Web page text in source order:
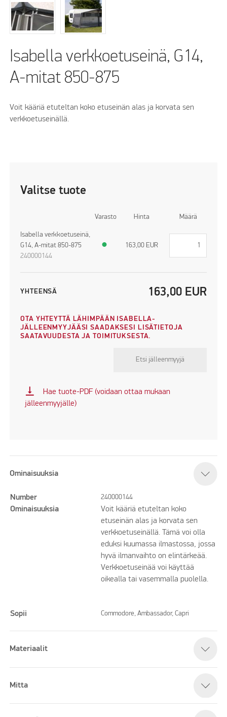
Isabella verkkoetuseinä, G14,
A-mitat 850-875
Voit kääriä etuteltan koko etuseinän alas ja korvata sen
verkkoetuseinällä.
Valitse tuote
Varasto Hinta Määrä
Isabella verkkoetuseinä,
G14, A-mitat 850-875
240000144
● 163,00 EUR
YHTEENSÄ 163,00 EUR
OTA YHTEYTTÄ LÄHIMPÄÄN ISABELLA-
JÄLLEENMYYJÄÄSI SAADAKSESI LISÄTIETOJA
SAATAVUUDESTA JA TOIMITUKSESTA.
Etsi jälleenmyyjä
vertical_align_bottom
Hae tuote-PDF (voidaan ottaa mukaan
jälleenmyyjälle)
Ominaisuuksia
Number 240000144
Ominaisuuksia
Voit kääriä etuteltan koko
etuseinän alas ja korvata sen
verkkoetuseinällä. Tämä voi olla
eduksi kuumassa ilmastossa, jossa
hyvä ilmanvaihto on elintärkeää.
Verkkoetuseinää voi käyttää
oikealla tai vasemmalla puolella.
Sopii Commodore, Ambassador, Capri
Materiaalit
Mitta